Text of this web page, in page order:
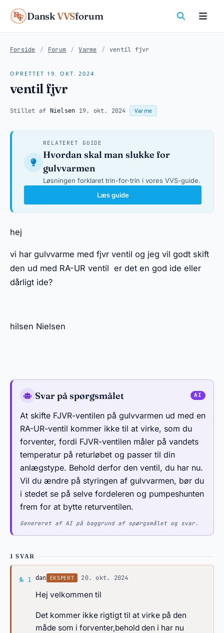
DanskVVSforum
Forside / Forum / Varme / ventil fjvr
OPRETTET 19. OKT. 2024
ventil fjvr
Stillet af Nielsen 19. okt. 2024 Varme
RELATERET GUIDE
Hvordan skal man slukke for
gulvvarmen
Løsningen forklaret trin-for-trin i vores VVS-guide.
Læs guide
hej
vi har gulvvarme med fjvr ventil og jeg vil godt skift
den ud med RA-UR ventil er det en god ide eller
dårligt ide?
hilsen Nielsen
Svar på spørgsmålet
At skifte FJVR-ventilen på gulvvarmen ud med en
RA-UR-ventil kommer ikke til at virke, som du
forventer, fordi FJVR-ventilen måler på vandets
temperatur på returløbet og passer til din
anlægstype. Behold derfor den ventil, du har nu.
Vil du ændre på styringen af gulvvarmen, bør du
i stedet se på selve fordeleren og pumpeshunten
frem for at bytte returventilen.
Genereret af AI på baggrund af spørgsmålet og svar.
1 SVAR
№ 1 Svar af dan
dan EKSPERT 20. okt. 2024
Hej velkommen til
Det kommer ikke rigtigt til at virke på den
måde som i forventer,behold den i har nu